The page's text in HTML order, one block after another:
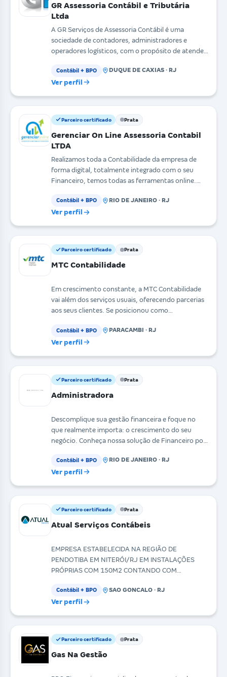
GR Assessoria Contábil e Tributária
Ltda
A GR Serviços de Assessoria Contábil é uma
sociedade de contadores, administradores e
operadores logísticos, com o propósito de atender
Contábil + BPO DUQUE DE CAXIAS · RJ
Ver perfil
Parceiro certificado Prata
Gerenciar On Line Assessoria Contabil
LTDA
Realizamos toda a Contabilidade da empresa de
forma digital, totalmente integrado com o seu
Financeiro, temos todas as ferramentas online.
Contábil + BPO RIO DE JANEIRO · RJ
Ver perfil
Parceiro certificado Prata
MTC Contabilidade
Em crescimento constante, a MTC Contabilidade
vai além dos serviços usuais, oferecendo parcerias
aos seus clientes. Se posicionou como
Contábil + BPO PARACAMBI · RJ
Ver perfil
Parceiro certificado Prata
Administradora
Descomplique sua gestão financeira e foque no
que realmente importa: o crescimento do seu
negócio. Conheça nossa solução de Financeiro por
Contábil + BPO RIO DE JANEIRO · RJ
Ver perfil
Parceiro certificado Prata
Atual Serviços Contábeis
EMPRESA ESTABELECIDA NA REGIÃO DE
PENDOTIBA EM NITERÓI/RJ EM INSTALAÇÕES
PRÓPRIAS COM 150M2 CONTANDO COM
SERVI
Contábil + BPO SAO GONCALO · RJ
Ver perfil
Parceiro certificado Prata
Gas Na Gestão